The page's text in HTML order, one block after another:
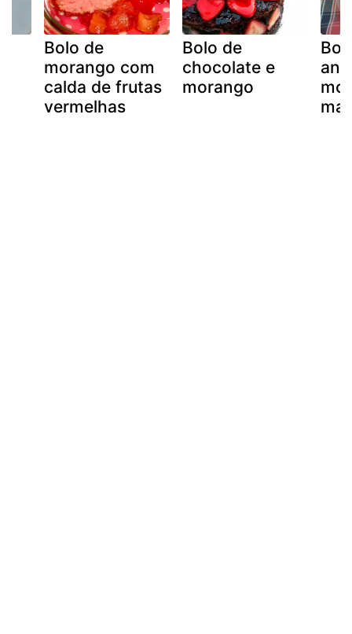
Bolo de
morango com
calda de frutas
vermelhas
Bolo de
chocolate e
morango